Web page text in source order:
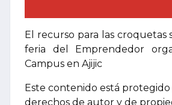
El recurso para las croquetas
feria del Emprendedor
Campus en Ajijic
Este contenido está
derechos de autor y de